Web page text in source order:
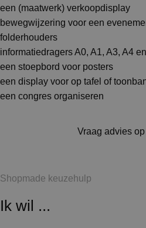
een (maatwerk) verkoopdisplay
bewegwijzering voor een
folderhouders
informatiedragers A0, A1, A3, A4
een stoepbord voor posters
een display voor op tafel of
een congres organiseren
Vraag advies
Shopmade keuzehulp
Ik wil ...